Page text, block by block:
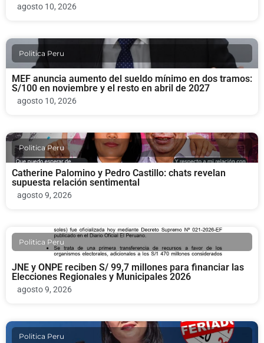
agosto 10, 2026
Politica Peru
MEF anuncia aumento del sueldo mínimo en dos tramos:
S/100 en noviembre y el resto en abril de 2027
agosto 10, 2026
Politica Peru
Catherine Palomino y Pedro Castillo: chats revelan
supuesta relación sentimental
agosto 9, 2026
Politica Peru
JNE y ONPE reciben S/ 99,7 millones para financiar las
Elecciones Regionales y Municipales 2026
agosto 9, 2026
Politica Peru